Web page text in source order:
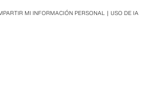
MI INFORMACIÓN PERSONAL USO DE IA